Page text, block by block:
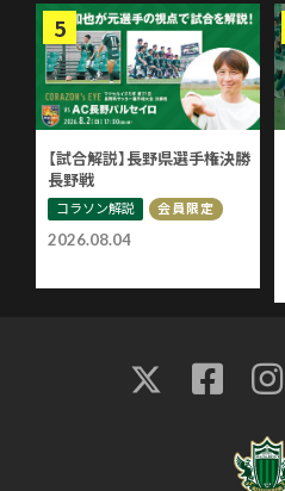
2026.08.04
【試合解説】長野県選手権決勝
長野戦
コラソン解説 会員限定